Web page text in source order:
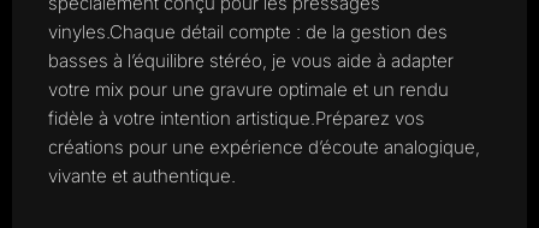
vinyles.Chaque détail compte : de la gestion des
basses à l’équilibre stéréo, je vous aide à adapter
votre mix pour une gravure optimale et un rendu
fidèle à votre intention artistique.Préparez vos
créations pour une expérience d’écoute analogique,
vivante et authentique.